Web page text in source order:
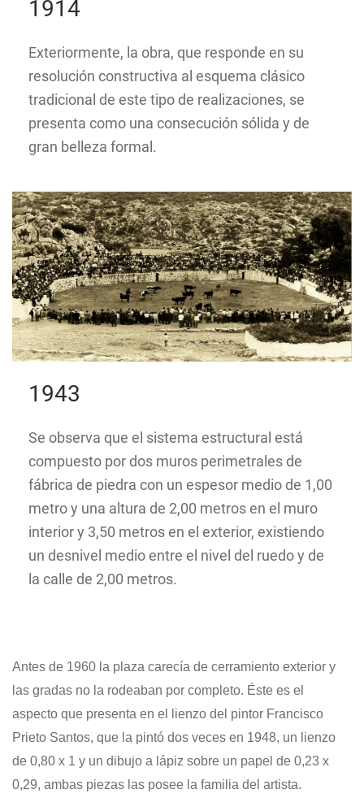
1914
Exteriormente, la obra, que responde en su
resolución constructiva al esquema clásico
tradicional de este tipo de realizaciones, se
presenta como una consecución sólida y de
gran belleza formal.
1943
Se observa que el sistema estructural está
compuesto por dos muros perimetrales de
fábrica de piedra con un espesor medio de 1,00
metro y una altura de 2,00 metros en el muro
interior y 3,50 metros en el exterior, existiendo
un desnivel medio entre el nivel del ruedo y de
la calle de 2,00 metros.
Antes de 1960 la plaza carecía de cerramiento exterior y
las gradas no la rodeaban por completo. Éste es el
aspecto que presenta en el lienzo del pintor Francisco
Prieto Santos, que la pintó dos veces en 1948, un lienzo
de 0,80 x 1 y un dibujo a lápiz sobre un papel de 0,23 x
0,29, ambas piezas las posee la familia del artista.